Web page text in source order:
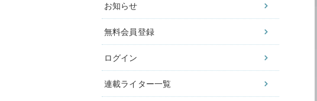
お知らせ
無料会員登録
ログイン
連載ライター一覧